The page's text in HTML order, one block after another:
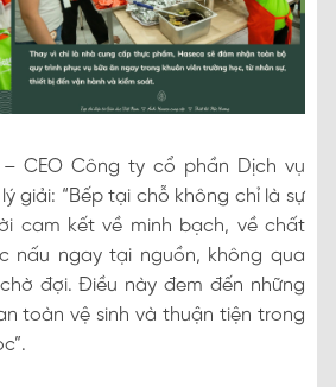
CEO Công ty cổ phần Dịch vụ
giải: “Bếp tại chỗ không chỉ là sự
cam kết về minh bạch, về chất
nấu ngay tại nguồn, không qua
đợi. Điều này đem đến những
toàn vệ sinh và thuận tiện trong